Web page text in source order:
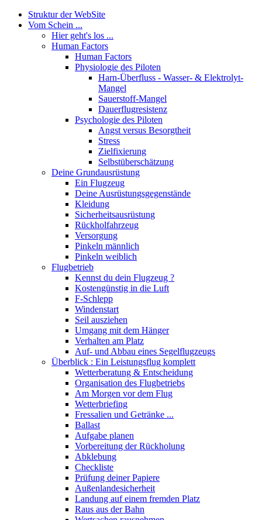
Struktur der WebSite
Vom Schein ...
Hier geht's los ...
Human Factors
Human Factors
Physiologie des Piloten
Harn-Überfluss - Wasser- & Elektrolyt-
Mangel
Sauerstoff-Mangel
Dauerflugresistenz
Psychologie des Piloten
Angst versus Besorgtheit
Stress
Zielfixierung
Selbstüberschätzung
Deine Grundausrüstung
Ein Flugzeug
Deine Ausrüstungsgegenstände
Kleidung
Sicherheitsausrüstung
Rückholfahrzeug
Versorgung
Pinkeln männlich
Pinkeln weiblich
Flugbetrieb
Kennst du dein Flugzeug ?
Kostengünstig in die Luft
F-Schlepp
Windenstart
Seil ausziehen
Umgang mit dem Hänger
Verhalten am Platz
Auf- und Abbau eines Segelflugzeugs
Überblick : Ein Leistungsflug komplett
Wetterberatung & Entscheidung
Organisation des Flugbetriebs
Am Morgen vor dem Flug
Wetterbriefing
Fressalien und Getränke ...
Ballast
Aufgabe planen
Vorbereitung der Rückholung
Abklebung
Checkliste
Prüfung deiner Papiere
Außenlandesicherheit
Landung auf einem fremden Platz
Raus aus der Bahn